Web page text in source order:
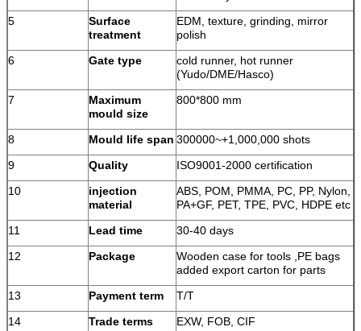
5
Surface
treatment
EDM, texture, grinding, mirror
polish
6
Gate type
cold runner, hot runner
(Yudo/DME/Hasco)
7
Maximum
mould size
800*800 mm
8 Mould life span 300000~+1,000,000 shots
9
Quality
ISO9001-2000 certification
10
injection
material
ABS, POM, PMMA, PC, PP, Nylon,
PA+GF, PET, TPE, PVC, HDPE etc
11
Lead time
30-40 days
12
Package
Wooden case for tools ,PE bags
added export carton for parts
13
Payment term
T/T
14
Trade terms
EXW, FOB, CIF